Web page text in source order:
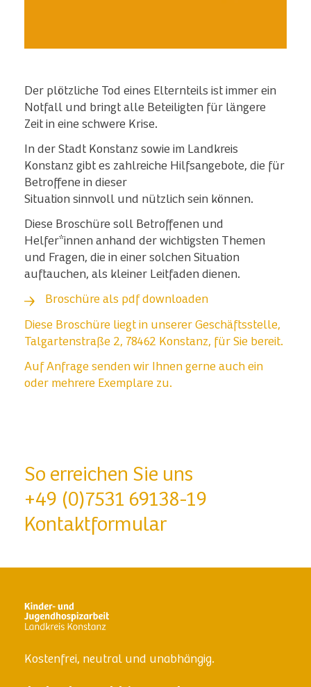
Der plötzliche Tod eines Elternteils ist immer ein
Notfall und bringt alle Beteiligten für längere
Zeit in eine schwere Krise.
In der Stadt Konstanz sowie im Landkreis
Konstanz gibt es zahlreiche Hilfsangebote, die für
Betroffene in dieser
Situation sinnvoll und nützlich sein können.
Diese Broschüre soll Betroffenen und
Helfer*innen anhand der wichtigsten Themen
und Fragen, die in einer solchen Situation
auftauchen, als kleiner Leitfaden dienen.
Broschüre als pdf downloaden
Diese Broschüre liegt in unserer Geschäftsstelle,
Talgartenstraße 2, 78462 Konstanz, für Sie bereit.
Auf Anfrage senden wir Ihnen gerne auch ein
oder mehrere Exemplare zu.
So erreichen Sie uns
+49 (0)7531 69138-19
Kontaktformular
Kostenfrei, neutral und unabhängig.